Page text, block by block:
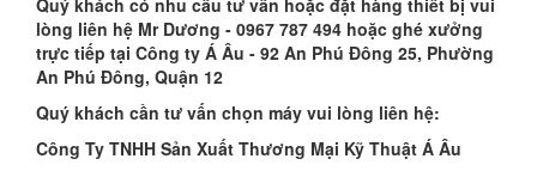
Quý khách có nhu cầu tư vấn hoặc đặt hàng thiết bị vui
lòng liên hệ Mr Dương - 0967 787 494 hoặc ghé xưởng
trực tiếp tại Công ty Á Âu - 92 An Phú Đông 25, Phường
An Phú Đông, Quận 12
Quý khách cần tư vấn chọn máy vui lòng liên hệ:
Công Ty TNHH Sản Xuất Thương Mại Kỹ Thuật Á Âu